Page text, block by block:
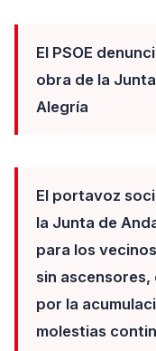
El PSOE
obra de la
Alegría
El portavoz
la Junta de
para los
sin
por la
molestias